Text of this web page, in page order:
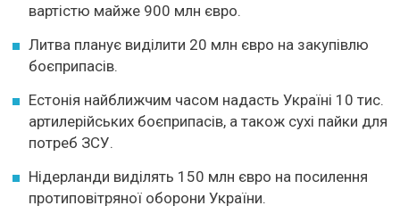
вартістю майже 900 млн євро.
Литва планує виділити 20 млн євро на закупівлю
боєприпасів.
Естонія найближчим часом надасть Україні 10 тис.
артилерійських боєприпасів, а також сухі пайки для
потреб ЗСУ.
Нідерланди виділять 150 млн євро на посилення
протиповітряної оборони України.